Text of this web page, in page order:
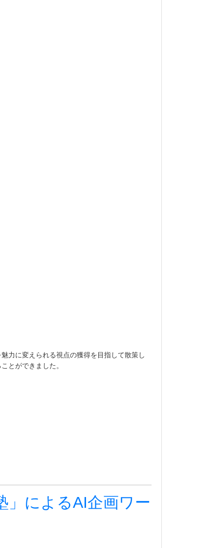
力に変えられる視点の獲得を目指して散策し
とができました。
」によるAI企画ワー